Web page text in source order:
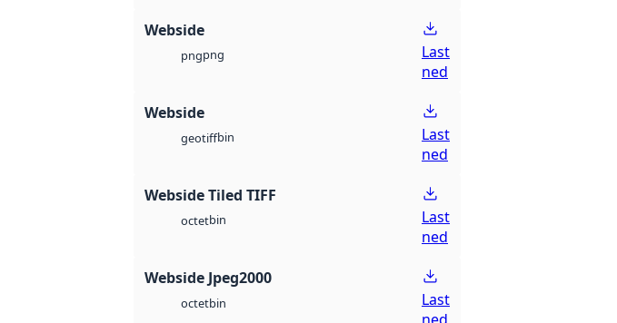
Webside
pngpng
Last
ned
Webside
geotiffbin
Last
ned
Webside Tiled TIFF
octetbin
Last
ned
Webside Jpeg2000
octetbin
Last